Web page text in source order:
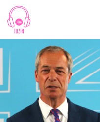
Skip
content